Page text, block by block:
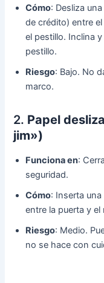
Cómo: Desliza
de crédito) entre
el pestillo. Inclina
pestillo.
Riesgo: Bajo. No
marco.
2. Papel
jim»)
Funciona en:
seguridad.
Cómo: Inserta
entre la puerta y
Riesgo: Medio.
no se hace con